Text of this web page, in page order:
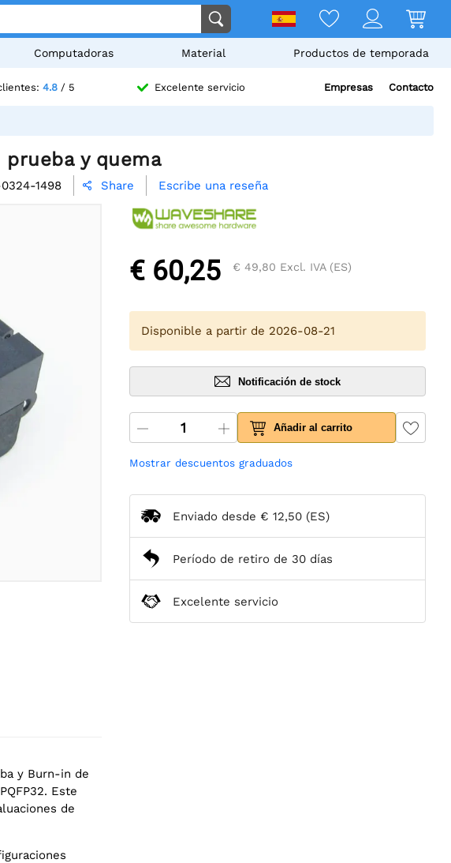
Computadoras Material Productos de temporada
4.8/ 5 Excelente servicio Empresas Contacto
prueba y quema
0324-1498  Share Escribe una reseña
y Burn-in de
Este
de
€ 60,25 € 49,80 Excl. IVA (ES)
Disponible a partir de 2026-08-21
Notificación de stock
Añadir al carrito
Mostrar descuentos graduados
Enviado desde € 12,50 (ES)
Período de retiro de 30 días
Excelente servicio